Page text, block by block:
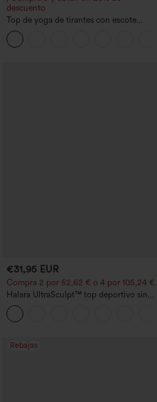
descuento
Top de yoga de tirantes con escote
redondo, fruncido y tacto fresco -
UPF50+
€31,95 EUR
Compra 2 por 52,62 € o 4 por 105,24 €.
Halara UltraSculpt™ top deportivo sin
mangas con escote redondo y bajo
curvo
Rebajas